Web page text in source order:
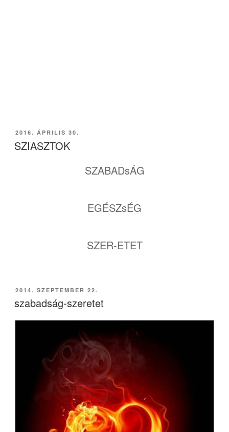
BEKÜLDVE:
2016. ÁPRILIS 30.
SZIASZTOK
SZABADsÁG
EGÉSZsÉG
SZER-ETET
BEKÜLDVE:
2014. SZEPTEMBER 22.
szabadság-szeretet